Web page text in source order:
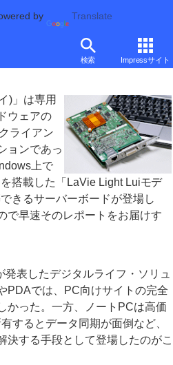
by Translate
検索 Impressサイト
ーサーバーボード」を試す
)」は専用
ウェアの
ライアン
ョンであっ
上で
搭載した「LaVie Light Luiモデ
きるサーバーボードが登場し
で早速そのレポートをお届けす
表したデジタルライフ・ソリュ
PDAでは、PC向けサイトの完全
かった。一方、ノートPCは高価
するとデータ同期が面倒など、
決する手段として登場したのがこ